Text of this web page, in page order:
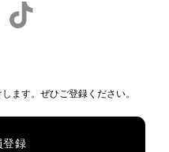
ます。ぜひご登録ください。
登録